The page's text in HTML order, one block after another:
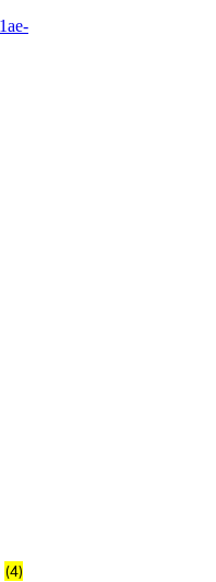
(4)